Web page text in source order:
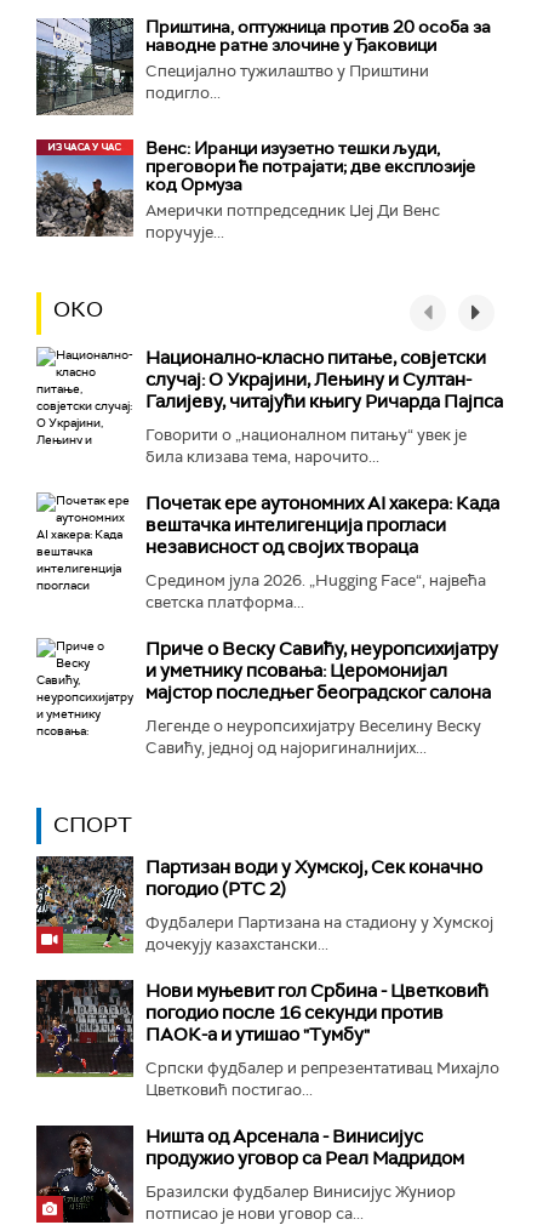
Приштина, оптужница против 20 особа за
наводне ратне злочине у Ђаковици
Специјално тужилаштво у Приштини
подигло...
Венс: Иранци изузетно тешки људи,
преговори ће потрајати; две експлозије
код Ормуза
Амерички потпредседник Џеј Ди Венс
поручује...
ОКО
Национално-класнo питање, совјетски
случај: О Украјини, Лењину и Султан-
Галијеву, читајући књигу Ричарда Пајпса
Говорити о „националном питању“ увек је
била клизава тема, нарочито...
Почетак ере аутономних AI хакера: Када
вештачка интелигенција прогласи
независност од својих твораца
Средином јула 2026. „Hugging Face“, највећа
светска платформа...
Приче о Веску Савићу, неуропсихијатру
и уметнику псовања: Церомонијал
мајстор последњег београдског салона
Легенде о неуропсихијатру Веселину Веску
Савићу, једној од најоригиналнијих...
СПОРТ
Партизан води у Хумској, Сек коначно
погодио (РТС 2)
Фудбалери Партизана на стадиону у Хумској
дочекују казахстански...
Нови муњевит гол Србина - Цветковић
погодио после 16 секунди против
ПАОК-а и утишао "Тумбу"
Српски фудбалер и репрезентативац Михајло
Цветковић постигао...
Ништа од Арсенала - Винисијус
продужио уговор са Реал Мадридом
Бразилски фудбалер Винисијус Жуниор
потписао је нови уговор са...